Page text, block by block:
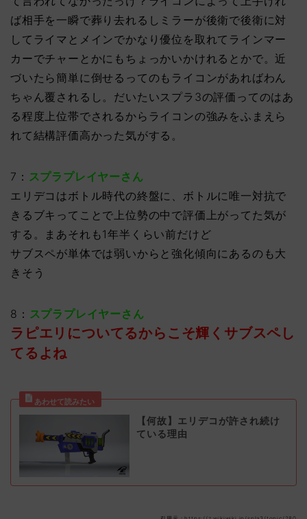
ば相手を一瞬で葬り去れるしミラーが後衛で後衛に対
してライマとメインでかなり優位を取れてラインマー
カーでチャーとかにもちょっかいかけれるとかで。近
づいたら簡単に倒せるってのもライコンがあればわん
ちゃん覆されるし。だいたいスプラ3の評価ってのはあ
る程度上位帯でされるからライコンの強みをふまえら
れて結構評価高かった気がする。
7： スプラプレイヤーさん
エリデコはボトル時代の終盤に、ボトルに唯一対抗で
きるブキってことで上位勢の中で評価上がってた気が
する。まあそれも1年半くらい前だけど
サブスペが単体では弱いからと強化傾向にあるのも大
きそう
8： スプラプレイヤーさん
ラピエリについてるからこそ輝くサブスペし
てるよね
【何故】エリデコが許され続け
ている理由